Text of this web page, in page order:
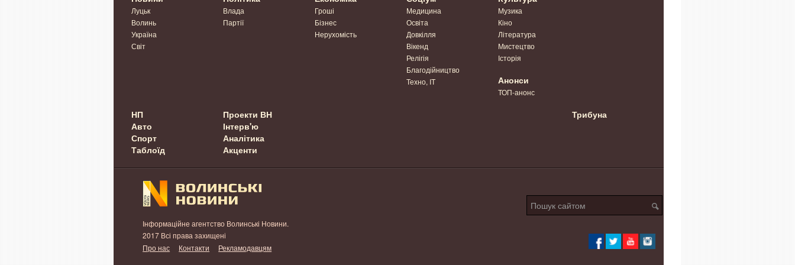
Луцьк
Волинь
Україна
Світ
Влада
Партії
Гроші
Бізнес
Нерухомість
Медицина
Освіта
Довкілля
Вікенд
Релігія
Благодійництво
Техно, IT
Музика
Кіно
Література
Мистецтво
Історія
Анонси
ТОП-анонс
НП
Авто
Спорт
Таблоїд
Проекти ВН
Інтерв'ю
Аналітика
Акценти
Трибуна
Інформаційне агентство Волинські Новини.
2017 Всі права захищені
Про нас
Контакти Рекламодавцям